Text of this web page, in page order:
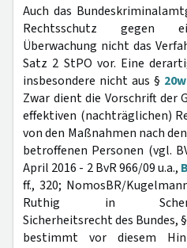
Auch das
Rechtsschutz gegen
Überwachung nicht das
Satz 2 StPO vor. Eine
insbesondere nicht aus § 20w
Zwar dient die Vorschrift der
effektiven (nachträglichen)
von den Maßnahmen nach
betroffenen Personen (vgl.
April 2016 - 2 BvR 966/09 u.a.,
ff., 320; NomosBR/
Ruthig in Schenke/
Sicherheitsrecht des Bundes, §
bestimmt vor diesem